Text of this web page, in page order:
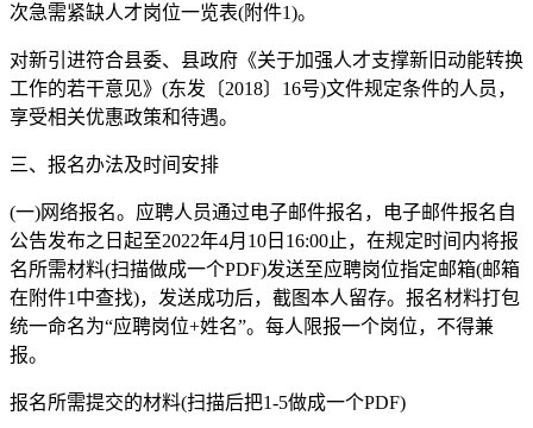
次急需紧缺人才岗位一览表(附件1)。
对新引进符合县委、县政府《关于加强人才支撑新旧动能转换
工作的若干意见》(东发〔2018〕16号)文件规定条件的人员，
享受相关优惠政策和待遇。
三、报名办法及时间安排
(一)网络报名。应聘人员通过电子邮件报名，电子邮件报名自
公告发布之日起至2022年4月10日16:00止，在规定时间内将报
名所需材料(扫描做成一个PDF)发送至应聘岗位指定邮箱(邮箱
在附件1中查找)，发送成功后，截图本人留存。报名材料打包
统一命名为“应聘岗位+姓名”。每人限报一个岗位，不得兼
报。
报名所需提交的材料(扫描后把1-5做成一个PDF)